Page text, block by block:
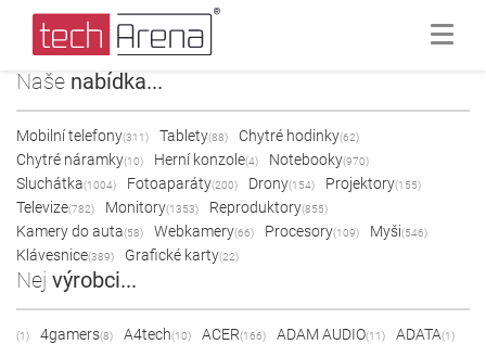
Naše nabídka...
Mobilní telefony(311) Tablety(88) Chytré hodinky(62)
Chytré náramky(10) Herní konzole(4) Notebooky(970)
Sluchátka(1004) Fotoaparáty(200) Drony(154) Projektory(155)
Televize(782) Monitory(1353) Reproduktory(855)
Kamery do auta(58) Webkamery(66) Procesory(109) Myši(546)
Klávesnice(389) Grafické karty(22)
Nej výrobci...
(1) 4gamers(8) A4tech(10) ACER(166) ADAM AUDIO(11) ADATA(1)